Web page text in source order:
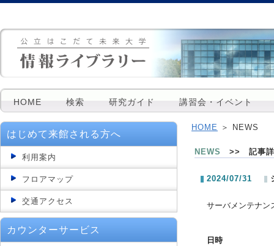
HOME 検索 研究ガイド 講習会・イベント
はじめて来館される方へ
利用案内
フロアマップ
交通アクセス
カウンターサービス
HOME ＞ NEWS
NEWS >> 記事
2024/07/31
サーバメンテナン
日時